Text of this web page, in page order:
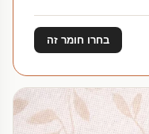
בחרו חומר זה